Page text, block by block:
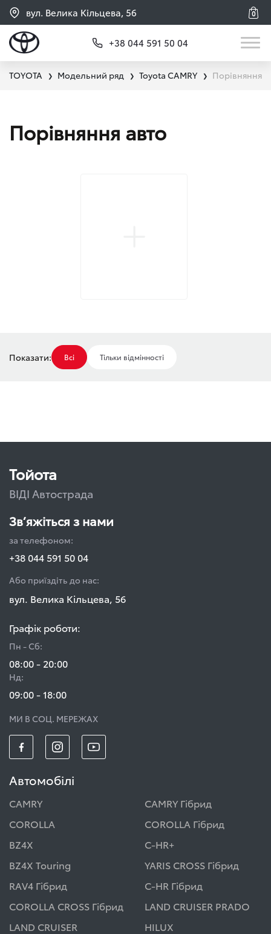
вул. Велика Кільцева, 56 0
+38 044 591 50 04
TOYOTA ❯ Модельний ряд ❯ Toyota CAMRY ❯ Порівняння
Порівняння авто
Показати: Всі Тільки відмінності
Тойота
ВІДІ Автострада
Зв’яжіться з нами
за телефоном:
+38 044 591 50 04
Або приїздіть до нас:
вул. Велика Кільцева, 56
Графік роботи:
Пн - Сб:
08:00 - 20:00
Нд:
09:00 - 18:00
МИ В СОЦ. МЕРЕЖАХ
Автомобілі
CAMRY
CAMRY Гібрид
COROLLA
COROLLA Гібрид
BZ4X
C-HR+
BZ4X Touring
YARIS CROSS Гібрид
RAV4 Гібрид
C-HR Гібрид
COROLLA CROSS Гібрид
LAND CRUISER PRADO
LAND CRUISER
HILUX